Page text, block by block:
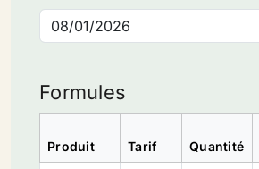
Formules
Produit Tarif Quantité